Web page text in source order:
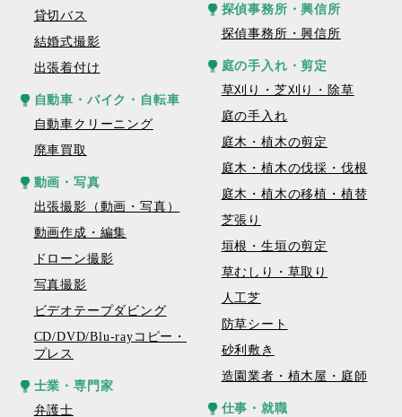
貸切バス
結婚式撮影
出張着付け
自動車・バイク・自転車
自動車クリーニング
廃車買取
動画・写真
出張撮影（動画・写真）
動画作成・編集
ドローン撮影
写真撮影
ビデオテープダビング
CD/DVD/Blu-rayコピー・
プレス
士業・専門家
弁護士
探偵事務所・興信所
探偵事務所・興信所
庭の手入れ・剪定
草刈り・芝刈り・除草
庭の手入れ
庭木・植木の剪定
庭木・植木の伐採・伐根
庭木・植木の移植・植替
芝張り
垣根・生垣の剪定
草むしり・草取り
人工芝
防草シート
砂利敷き
造園業者・植木屋・庭師
仕事・就職